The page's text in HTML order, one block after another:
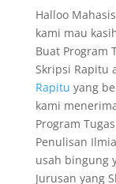
Halloo
kami mau
Buat Program
Skripsi Rapitu
Rapitu yang
kami
Program
Penulisan
usah bingung
Jurusan yang